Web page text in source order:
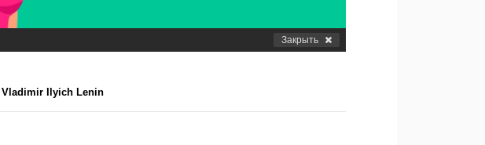
Закрыть
Vladimir Ilyich Lenin